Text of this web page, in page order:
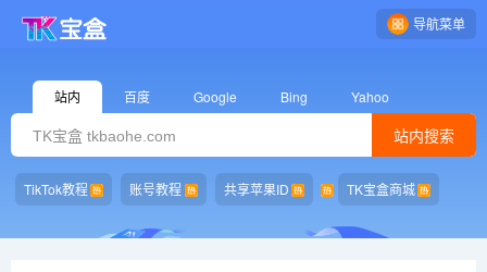
导航菜单
站内 百度 Google Bing Yahoo
站内搜索
TikTok教程 账号教程 共享苹果ID TK宝盒商城